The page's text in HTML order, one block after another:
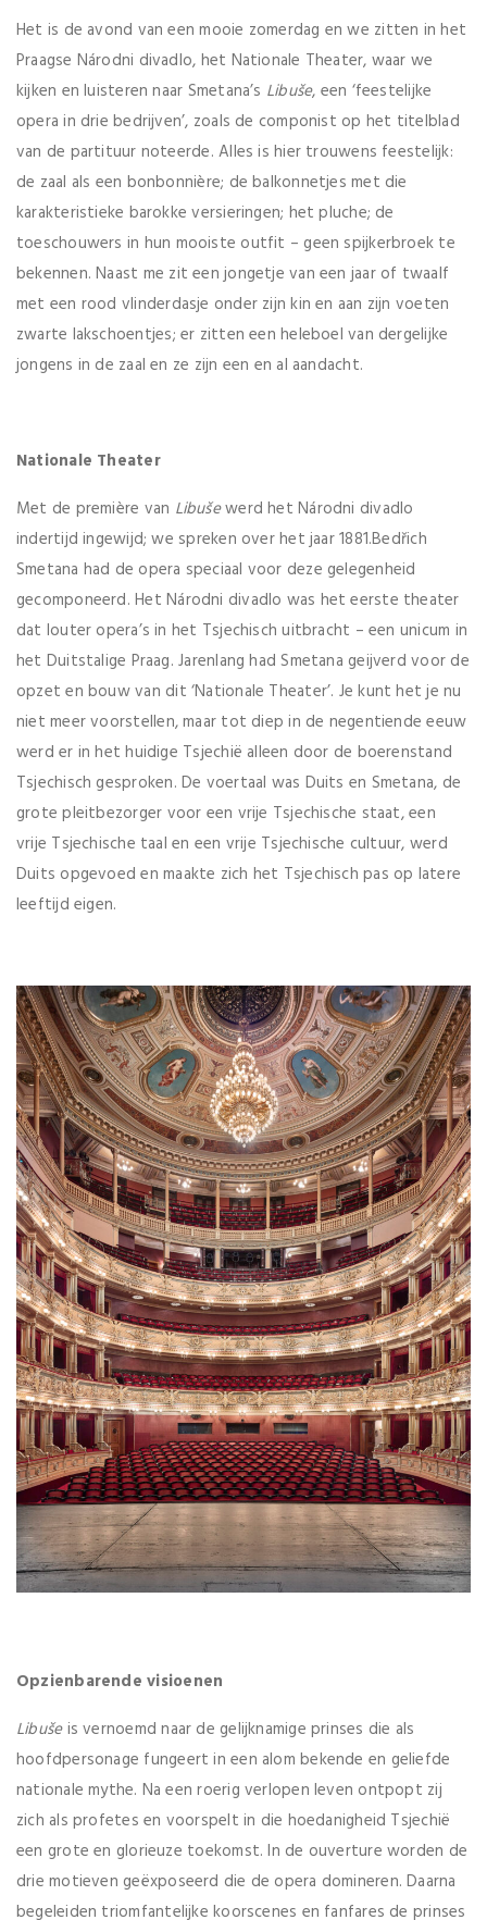
Het is de avond van een mooie zomerdag en we zitten in het
Praagse Národni divadlo, het Nationale Theater, waar we
kijken en luisteren naar Smetana’s Libuše, een ‘feestelijke
opera in drie bedrijven’, zoals de componist op het titelblad
van de partituur noteerde. Alles is hier trouwens feestelijk:
de zaal als een bonbonnière; de balkonnetjes met die
karakteristieke barokke versieringen; het pluche; de
toeschouwers in hun mooiste outfit – geen spijkerbroek te
bekennen. Naast me zit een jongetje van een jaar of twaalf
met een rood vlinderdasje onder zijn kin en aan zijn voeten
zwarte lakschoentjes; er zitten een heleboel van dergelijke
jongens in de zaal en ze zijn een en al aandacht.
Nationale Theater
Met de première van Libušewerd het Národni divadlo
indertijd ingewijd; we spreken over het jaar 1881.Bedřich
Smetana had de opera speciaal voor deze gelegenheid
gecomponeerd. Het Národni divadlo was het eerste theater
dat louter opera’s in het Tsjechisch uitbracht – een unicum in
het Duitstalige Praag. Jarenlang had Smetana geijverd voor de
opzet en bouw van dit ‘Nationale Theater’. Je kunt het je nu
niet meer voorstellen, maar tot diep in de negentiende eeuw
werd er in het huidige Tsjechië alleen door de boerenstand
Tsjechisch gesproken. De voertaal was Duits en Smetana, de
grote pleitbezorger voor een vrije Tsjechische staat, een
vrije Tsjechische taal en een vrije Tsjechische cultuur, werd
Duits opgevoed en maakte zich het Tsjechisch pas op latere
leeftijd eigen.
Opzienbarende visioenen
Libušeis vernoemd naar de gelijknamige prinses die als
hoofdpersonage fungeert in een alom bekende en geliefde
nationale mythe. Na een roerig verlopen leven ontpopt zij
zich als profetes en voorspelt in die hoedanigheid Tsjechië
een grote en glorieuze toekomst. In de ouverture worden de
drie motieven geëxposeerd die de opera domineren. Daarna
begeleiden triomfantelijke koorscenes en fanfares de prinses